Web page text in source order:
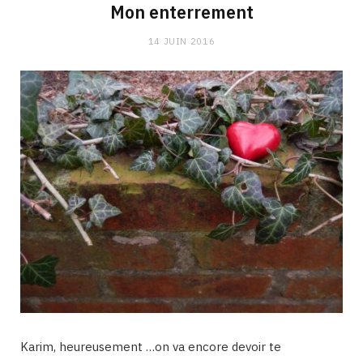
Mon enterrement
14 JUIN 2016
Karim, heureusement …on va encore devoir te